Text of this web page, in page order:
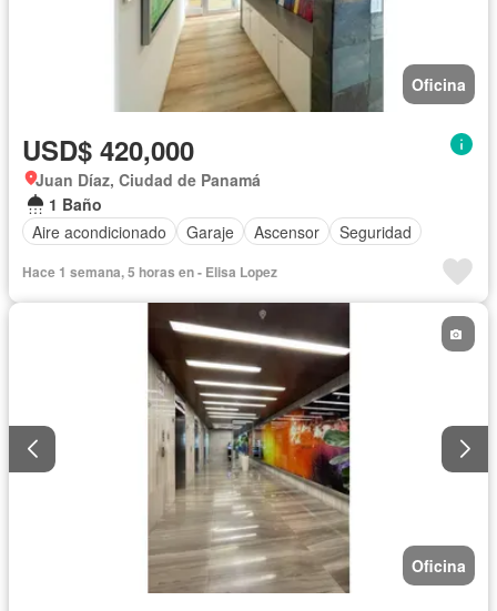
Oficina
USD$ 420,000
Juan Díaz, Ciudad de Panamá
1 Baño
Aire acondicionado
Garaje Ascensor Seguridad
Hace 1 semana, 5 horas en - Elisa Lopez
Oficina